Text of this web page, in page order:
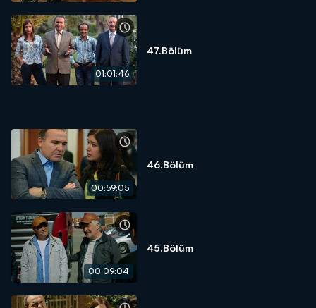
01:01:46
47.Bölüm
00:59:05
46.Bölüm
00:09:04
45.Bölüm